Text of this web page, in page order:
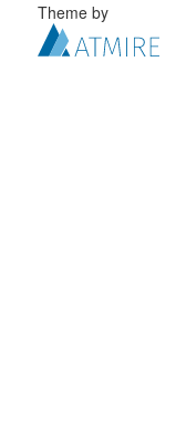
Theme by